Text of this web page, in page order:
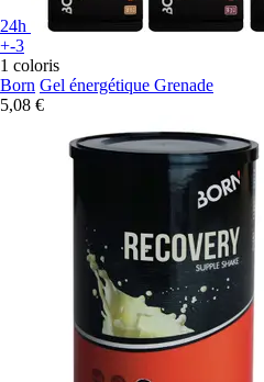
24h
+-3
1 coloris
Born Gel énergétique Grenade
5,08 €